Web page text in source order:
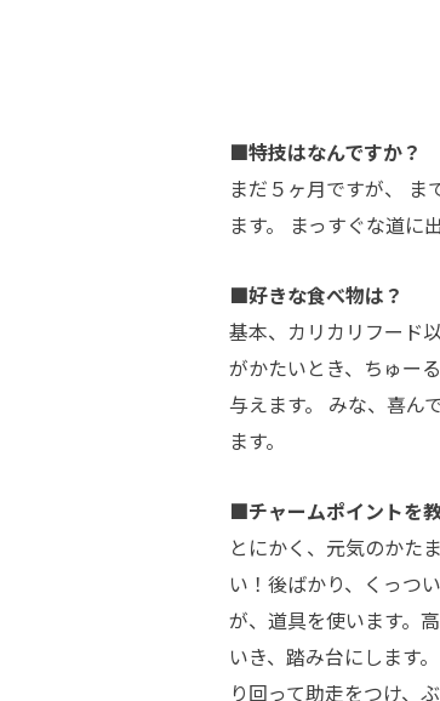
■特技はなんですか？
まだ５ヶ月ですが、 ま
ます。 まっすぐな道に
■好きな食べ物は？
基本、カリカリフード
がかたいとき、ちゅー
与えます。 みな、喜ん
ます。
■チャームポイントを
とにかく、元気のかた
い！後ばかり、くっつ
が、道具を使います。
いき、踏み台にします
り回って助走をつけ、